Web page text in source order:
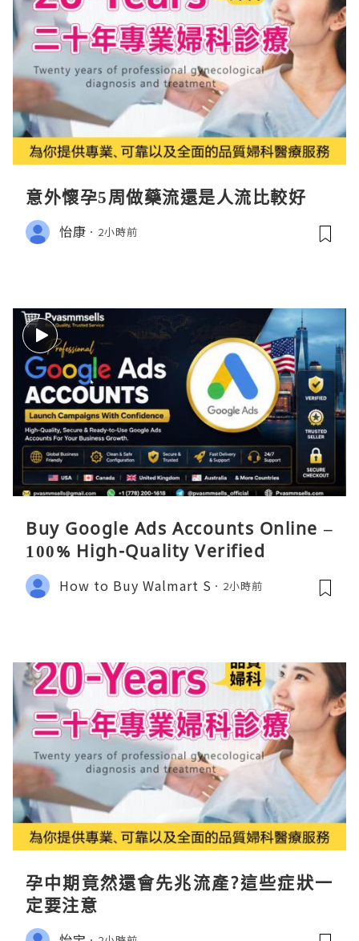
意外懷孕5周做藥流還是人流比較好
怡康 2小時前
Buy Google Ads Accounts Online –
100% High-Quality Verified
How to Buy Walmart S 2小時前
孕中期竟然還會先兆流產?這些症狀一
定要注意